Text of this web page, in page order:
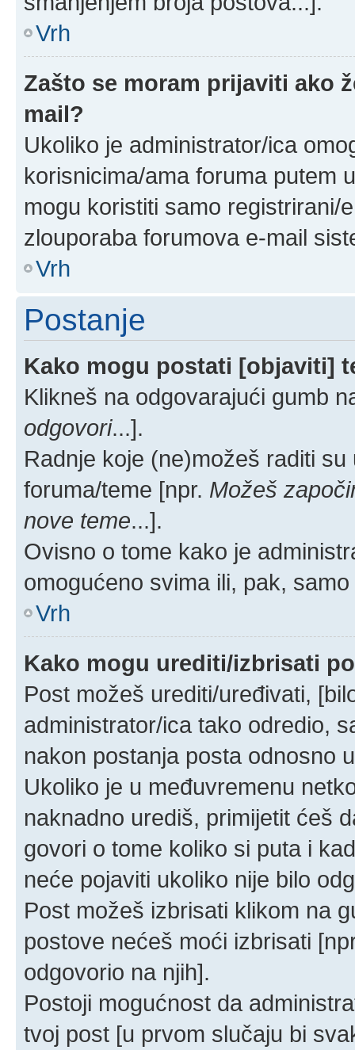
Vrh
Zašto se moram prijaviti ako
mail?
Ukoliko je administrator/ica
korisnicima/ama foruma putem
mogu koristiti samo registrirani/
zlouporaba forumova e-mail
Vrh
Postanje
Kako mogu postati [objaviti]
Klikneš na odgovarajući gumb
odgovori...].
Radnje koje (ne)možeš raditi
foruma/teme [npr. Možeš
nove teme...].
Ovisno o tome kako je
omogućeno svima ili, pak,
Vrh
Kako mogu urediti/izbrisati
Post možeš urediti/uređivati,
administrator/ica tako odredio,
nakon postanja posta odnosno
Ukoliko je u međuvremenu
naknadno urediš, primijetit ćeš
govori o tome koliko si puta i
neće pojaviti ukoliko nije bilo
Post možeš izbrisati klikom na
postove nećeš moći izbrisati
odgovorio na njih].
Postoji mogućnost da
tvoj post [u prvom slučaju bi